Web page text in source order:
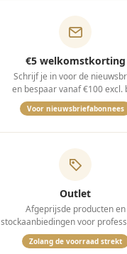
€5 welkomstkorting
Schrijf je in voor de
en bespaar vanaf €100 excl.
Voor nieuwsbriefabonnees
Outlet
Afgeprijsde producten en
stockaanbiedingen voor
Zolang de voorraad strekt